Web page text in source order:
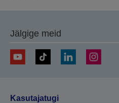
Jälgige meid
Kasutajatugi